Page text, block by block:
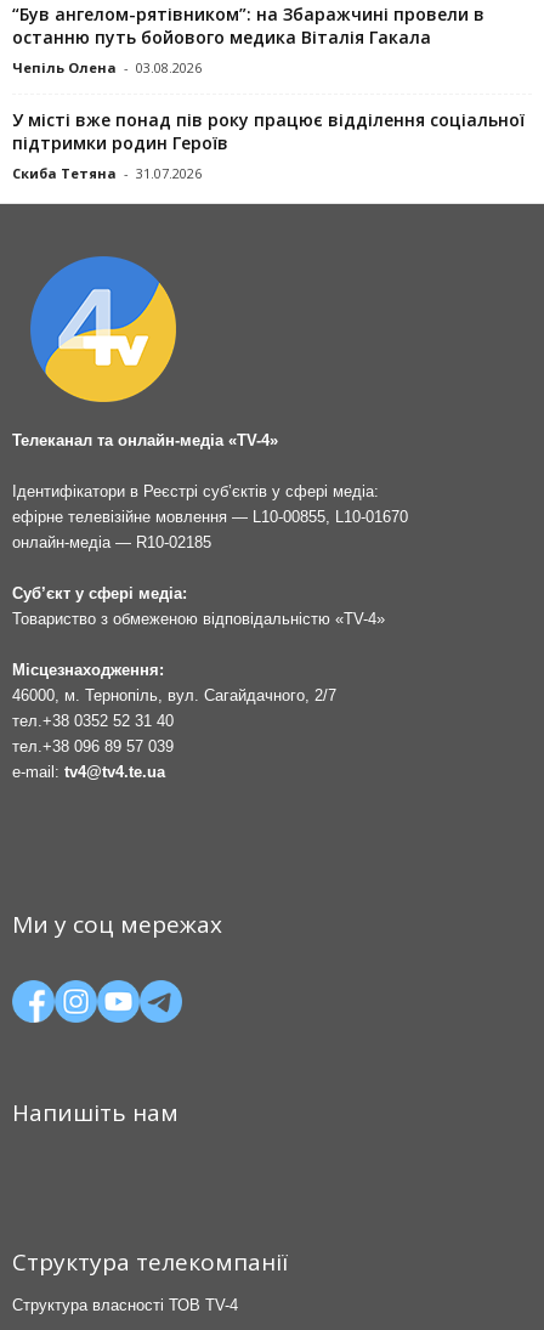
“Був ангелом-рятівником”: на Збаражчині провели в
останню путь бойового медика Віталія Гакала
Чепіль Олена - 03.08.2026
У місті вже понад пів року працює відділення соціальної
підтримки родин Героїв
Скиба Тетяна - 31.07.2026
Телеканал та онлайн-медіа «TV-4»
Ідентифікатори в Реєстрі суб’єктів у сфері медіа:
ефірне телевізійне мовлення — L10-00855, L10-01670
онлайн-медіа — R10-02185
Суб’єкт у сфері медіа:
Товариство з обмеженою відповідальністю «TV-4»
Місцезнаходження:
46000, м. Тернопіль, вул. Сагайдачного, 2/7
тел. +38 0352 52 31 40
тел. +38 096 89 57 039
e-mail: tv4@tv4.te.ua
Ми у соц мережах
Напишіть нам
Структура телекомпанії
Структура власності ТОВ TV-4